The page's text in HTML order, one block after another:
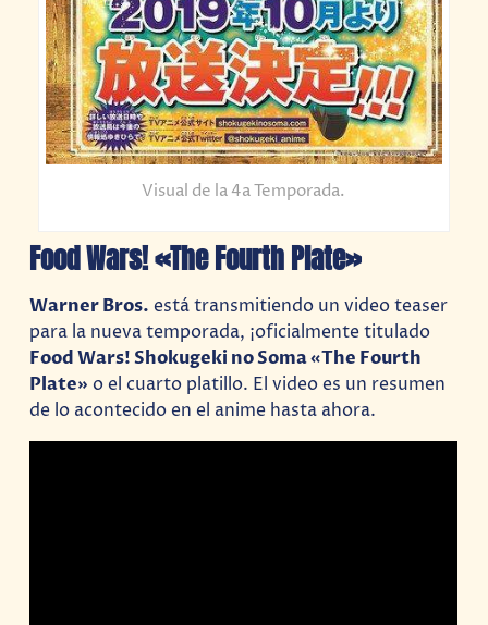
Visual de la 4a Temporada.
Food Wars! «The Fourth Plate»
Warner Bros. está transmitiendo un video teaser
para la nueva temporada, ¡oficialmente titulado
Food Wars! Shokugeki no Soma «The Fourth
Plate» o el cuarto platillo. El video es un resumen
de lo acontecido en el anime hasta ahora.